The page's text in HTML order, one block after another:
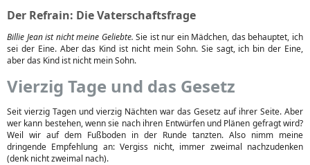
Der Refrain: Die Vaterschaftsfrage
Billie Jean ist nicht meine Geliebte. Sie ist nur ein Mädchen, das behauptet, ich
sei der Eine. Aber das Kind ist nicht mein Sohn. Sie sagt, ich bin der Eine,
aber das Kind ist nicht mein Sohn.
Vierzig Tage und das Gesetz
Seit vierzig Tagen und vierzig Nächten war das Gesetz auf ihrer Seite. Aber
wer kann bestehen, wenn sie nach ihren Entwürfen und Plänen gefragt wird?
Weil wir auf dem Fußboden in der Runde tanzten. Also nimm meine
dringende Empfehlung an: Vergiss nicht, immer zweimal nachzudenken
(denk nicht zweimal nach).